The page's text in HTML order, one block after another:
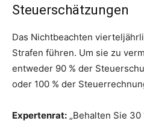
Steuerschätzungen
Das Nichtbeachten
Strafen führen. Um sie zu
entweder 90 % der
oder 100 % der
Expertenrat: „Behalten Sie